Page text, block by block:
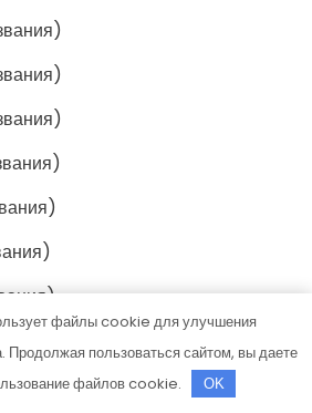
файлы cookie для улучшения
Продолжая пользоваться сайтом, вы даете
файлов cookie.
OK